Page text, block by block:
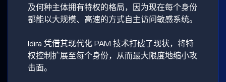
及何种主体拥有特权的格局，因为现在每个身份
都能以大规模、高速的方式自主访问敏感系统。
Idira 凭借其现代化 PAM 技术打破了现状，将特
权控制扩展至每个身份，从而最大限度地缩小攻
击面。